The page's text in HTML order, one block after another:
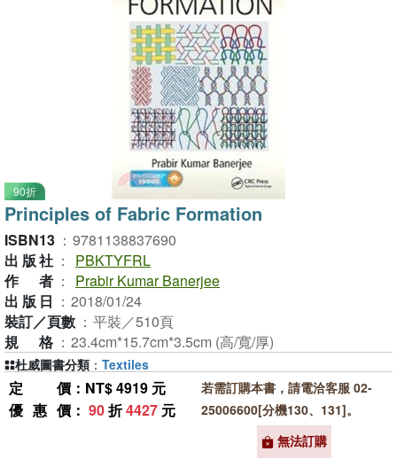
90折
Principles of Fabric Formation
ISBN13 ： 9781138837690
出版社 ：
PBKTYFRL
作者 ：
Prabir Kumar Banerjee
出版日 ： 2018/01/24
裝訂／頁數 ： 平裝／510頁
規格 ： 23.4cm*15.7cm*3.5cm (高/寬/厚)
定價 ：NT$ 4919 元
優惠價 ： 90折4427 元
若需訂購本書，請電洽客服 02-
25006600[分機130、131]。
無法訂購
杜威圖書分類 ： Textiles